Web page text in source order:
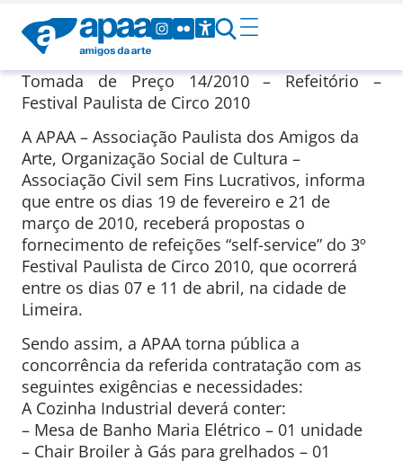
Tomada de Preço 14/2010 – Refeitório –
Festival Paulista de Circo 2010
A APAA – Associação Paulista dos Amigos da
Arte, Organização Social de Cultura –
Associação Civil sem Fins Lucrativos, informa
que entre os dias 19 de fevereiro e 21 de
março de 2010, receberá propostas o
fornecimento de refeições “self-service” do 3º
Festival Paulista de Circo 2010, que ocorrerá
entre os dias 07 e 11 de abril, na cidade de
Limeira.
Sendo assim, a APAA torna pública a
concorrência da referida contratação com as
seguintes exigências e necessidades:
A Cozinha Industrial deverá conter:
– Mesa de Banho Maria Elétrico – 01 unidade
– Chair Broiler à Gás para grelhados – 01